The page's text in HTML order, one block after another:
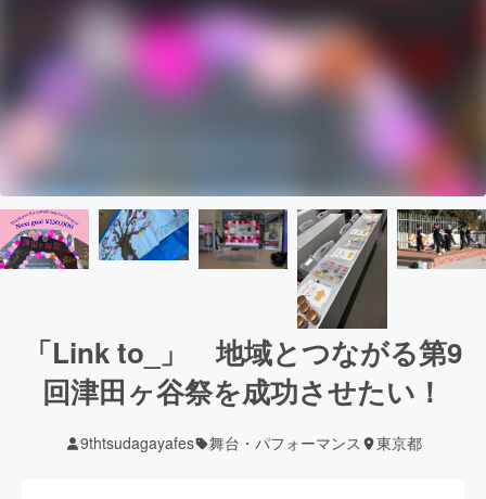
「Link to_」 地域とつながる第9
回津田ヶ谷祭を成功させたい！
9thtsudagayafes 舞台・パフォーマンス 東京都